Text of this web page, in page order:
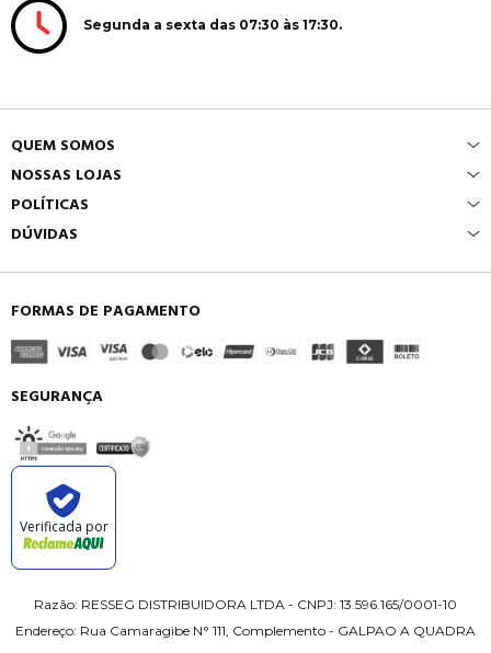
Segunda a sexta das 07:30 às 17:30.
QUEM SOMOS
NOSSAS LOJAS
POLÍTICAS
DÚVIDAS
FORMAS DE PAGAMENTO
SEGURANÇA
Verificada por
Razão: RESSEG DISTRIBUIDORA LTDA - CNPJ: 13.596.165/0001-10
Endereço: Rua Camaragibe N° 111, Complemento - GALPAO A QUADRA